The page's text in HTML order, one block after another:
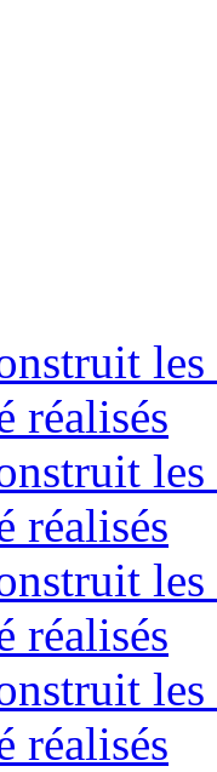
réalisés
réalisés
réalisés
réalisés